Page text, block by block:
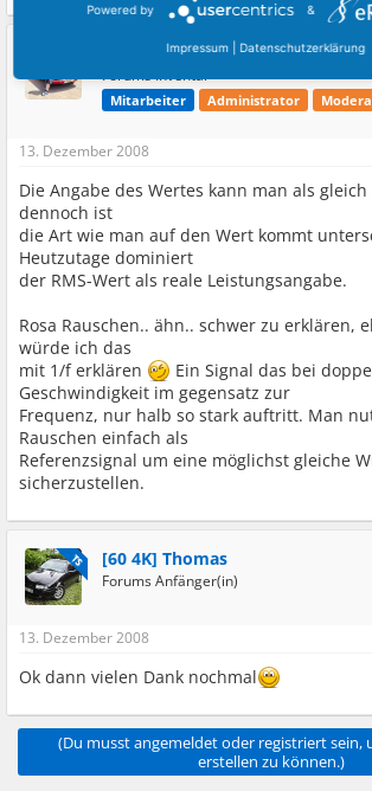
PaintSplasher
Forums Inventar
Mitarbeiter Administrator
13. Dezember 2008
Die Angabe des Wertes kann man als
dennoch ist
die Art wie man auf den Wert kommt
Heutzutage dominiert
der RMS-Wert als reale Leistungsangabe.
Rosa Rauschen.. ähn.. schwer zu erklären,
würde ich das
mit 1/f erklären
Ein Signal das bei
Geschwindigkeit im gegensatz zur
Frequenz, nur halb so stark auftritt. Man
Rauschen einfach als
Referenzsignal um eine möglichst gleiche
sicherzustellen.
TS [60 4K] Thomas
Forums Anfänger(in)
13. Dezember 2008
Ok dann vielen Dank nochmal
(Du musst angemeldet oder registriert sein,
erstellen zu können.)
Powered by &
Impressum Datenschutzerklärung